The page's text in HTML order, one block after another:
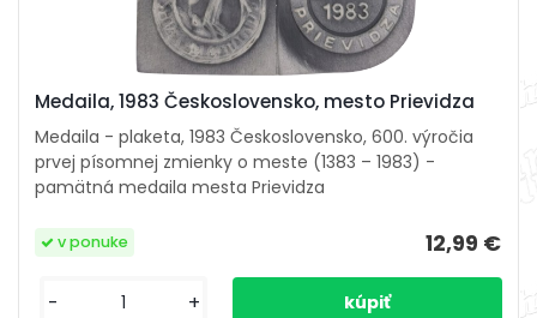
Medaila, 1983 Československo, mesto Prievidza
Medaila - plaketa, 1983 Československo, 600. výročia
prvej písomnej zmienky o meste (1383 – 1983) -
pamätná medaila mesta Prievidza
12,99 €
v ponuke
- +